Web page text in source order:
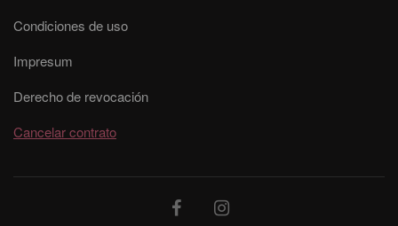
Condiciones de uso
Impresum
Derecho de revocación
Cancelar contrato